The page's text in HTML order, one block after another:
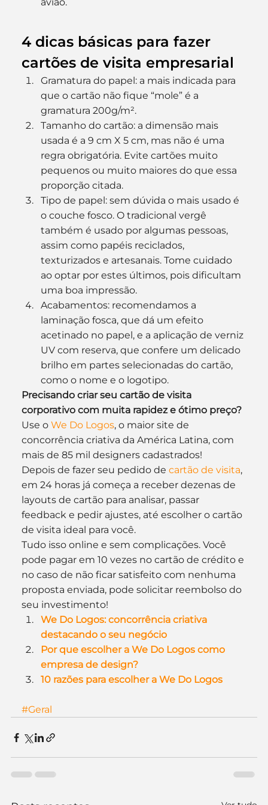
4 dicas básicas para fazer
cartões de visita empresarial
Gramatura do papel: a mais indicada para
que o cartão não fique “mole” é a
gramatura 200g/m².
Tamanho do cartão: a dimensão mais
usada é a 9 cm X 5 cm, mas não é uma
regra obrigatória. Evite cartões muito
pequenos ou muito maiores do que essa
proporção citada.
Tipo de papel: sem dúvida o mais usado é
o couche fosco. O tradicional vergê
também é usado por algumas pessoas,
assim como papéis reciclados,
texturizados e artesanais. Tome cuidado
ao optar por estes últimos, pois dificultam
uma boa impressão.
Acabamentos: recomendamos a
laminação fosca, que dá um efeito
acetinado no papel, e a aplicação de verniz
UV com reserva, que confere um delicado
brilho em partes selecionadas do cartão,
como o nome e o logotipo.
Precisando criar seu cartão de visita
corporativo com muita rapidez e ótimo preço?
Use o We Do Logos, o maior site de
concorrência criativa da América Latina, com
mais de 85 mil designers cadastrados!
Depois de fazer seu pedido de cartão de visita,
em 24 horas já começa a receber dezenas de
layouts de cartão para analisar, passar
feedback e pedir ajustes, até escolher o cartão
de visita ideal para você.
Tudo isso online e sem complicações. Você
pode pagar em 10 vezes no cartão de crédito e
no caso de não ficar satisfeito com nenhuma
proposta enviada, pode solicitar reembolso do
seu investimento!
We Do Logos: concorrência criativa
destacando o seu negócio
Por que escolher a We Do Logos como
empresa de design?
10 razões para escolher a We Do Logos
#Geral